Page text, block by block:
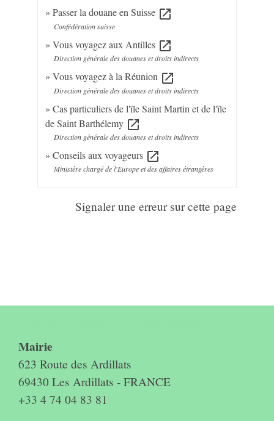
Passer la douane en Suisse open_in_new
Confédération suisse
Vous voyagez aux Antilles open_in_new
Direction générale des douanes et droits indirects
Vous voyagez à la Réunion open_in_new
Direction générale des douanes et droits indirects
Cas particuliers de l'île Saint Martin et de l'île
de Saint Barthélemy open_in_new
Direction générale des douanes et droits indirects
Conseils aux voyageurs open_in_new
Ministère chargé de l'Europe et des affaires étrangères
Signaler une erreur sur cette page
Mairie
623 Route des Ardillats
69430 Les Ardillats - FRANCE
+33 4 74 04 83 81